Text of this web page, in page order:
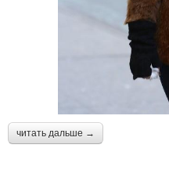
читать дальше →